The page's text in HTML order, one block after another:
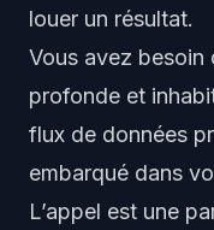
louer un résultat.
Vous avez besoin
profonde et
flux de données
embarqué dans
L’appel est une